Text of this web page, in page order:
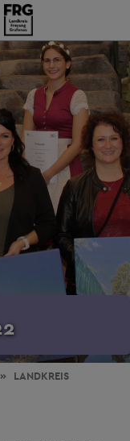
LANDKREIS